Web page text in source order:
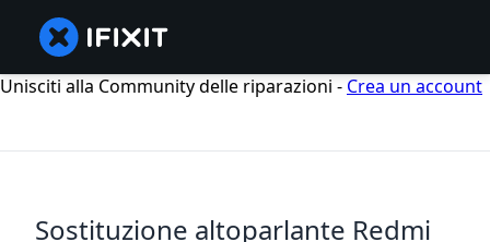
Unisciti alla Community delle riparazioni - Crea un account
Sostituzione altoparlante Redmi